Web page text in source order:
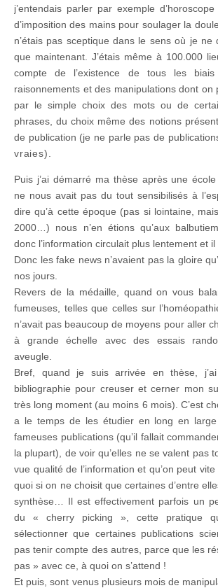
j’entendais parler par exemple
d’imposition des mains pour soulager la
n’étais pas sceptique dans le sens où je ne
que maintenant. J’étais même à 100.000
compte de l’existence de tous les
raisonnements et des manipulations dont on
par le simple choix des mots ou de
phrases, du choix même des notions
de publication (je ne parle pas de
vraies).
Puis j’ai démarré ma thèse après une
ne nous avait pas du tout sensibilisés à
dire qu’à cette époque (pas si lointaine,
2000…) nous n’en étions qu’aux
donc l’information circulait plus lentement et
Donc les fake news n’avaient pas la gloire
nos jours.
Revers de la médaille, quand on vous
fumeuses, telles que celles sur
n’avait pas beaucoup de moyens pour aller
à grande échelle avec des essais
aveugle.
Bref, quand je suis arrivée en thèse,
bibliographie pour creuser et cerner mon
très long moment (au moins 6 mois). C’est
a le temps de les étudier en long en
fameuses publications (qu’il fallait
la plupart), de voir qu’elles ne se valent pas
vue qualité de l’information et qu’on peut
quoi si on ne choisit que certaines d’entre
synthèse… Il est effectivement parfois un
du « cherry picking », cette pratique
sélectionner que certaines publications
pas tenir compte des autres, parce que les
pas » avec ce, à quoi on s’attend !
Et puis, sont venus plusieurs mois de